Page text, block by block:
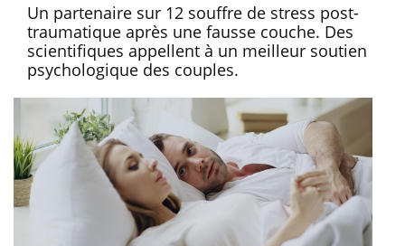
Un partenaire sur 12 souffre de stress post-
traumatique après une fausse couche. Des
scientifiques appellent à un meilleur soutien
psychologique des couples.